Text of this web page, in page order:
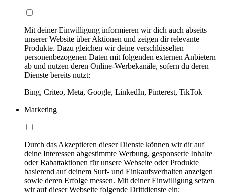
Mit deiner Einwilligung informieren wir dich auch abseits
unserer Website über Aktionen und zeigen dir relevante
Produkte. Dazu gleichen wir deine verschlüsselten
personenbezogenen Daten mit folgenden externen Anbietern
ab und nutzen deren Online-Werbekanäle, sofern du deren
Dienste bereits nutzt:
Bing, Criteo, Meta, Google, LinkedIn, Pinterest, TikTok
Marketing
Durch das Akzeptieren dieser Dienste können wir dir auf
deine Interessen abgestimmte Werbung, gesponserte Inhalte
oder Rabattaktionen für unsere Webseite oder Produkte
basierend auf deinem Surf- und Einkaufsverhalten anzeigen
sowie deren Erfolge messen. Mit deiner Einwilligung setzen
wir auf dieser Webseite folgende Drittdienste ein: